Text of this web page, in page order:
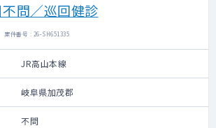
問／巡回健診
案件番号 : 26-SH651335
JR高山本線
岐阜県加茂郡
不問